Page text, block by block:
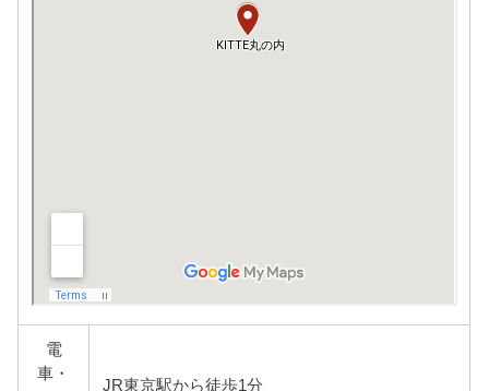
電
車・
JR東京駅から徒歩1分